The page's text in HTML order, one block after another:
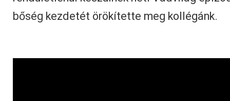
bőség kezdetét örökítette meg kollégánk.